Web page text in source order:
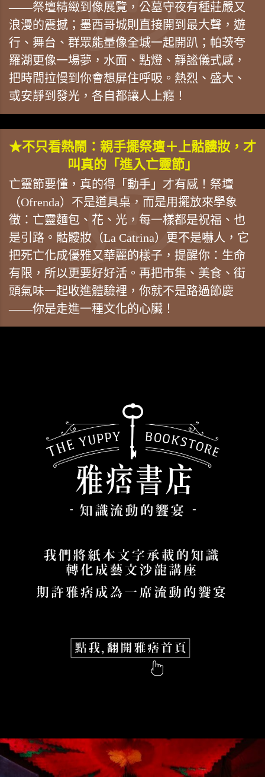
——祭壇精緻到像展覽，公墓守夜有種莊嚴又
浪漫的震撼；墨西哥城則直接開到最大聲，遊
行、舞台、群眾能量像全城一起開趴；帕茨夸
羅湖更像一場夢，水面、點燈、靜謐儀式感，
把時間拉慢到你會想屏住呼吸。熱烈、盛大、
或安靜到發光，各自都讓人上癮！
★不只看熱鬧：親手擺祭壇＋上骷髏妝，才
叫真的「進入亡靈節」
亡靈節要懂，真的得「動手」才有感！祭壇
（Ofrenda）不是道具桌，而是用擺放來學象
徵：亡靈麵包、花、光，每一樣都是祝福、也
是引路。骷髏妝（La Catrina）更不是嚇人，它
把死亡化成優雅又華麗的樣子，提醒你：生命
有限，所以更要好好活。再把市集、美食、街
頭氣味一起收進體驗裡，你就不是路過節慶
——你是走進一種文化的心臟！